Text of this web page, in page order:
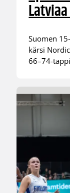
Suomen
kärsi
66–74-